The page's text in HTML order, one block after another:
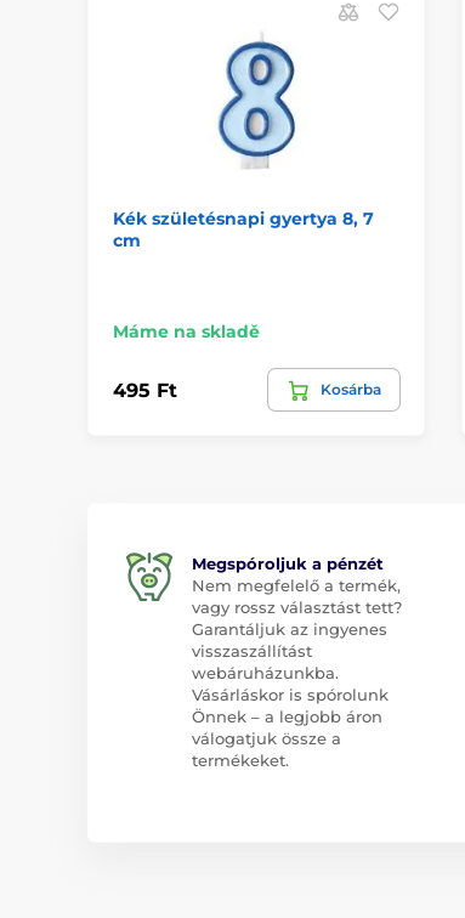
Kék születésnapi gyertya 8, 7
cm
Máme na skladě
495 Ft Kosárba
Megspóroljuk a pénzét
Nem megfelelő a termék,
vagy rossz választást tett?
Garantáljuk az ingyenes
visszaszállítást
webáruházunkba.
Vásárláskor is spórolunk
Önnek – a legjobb áron
válogatjuk össze a
termékeket.